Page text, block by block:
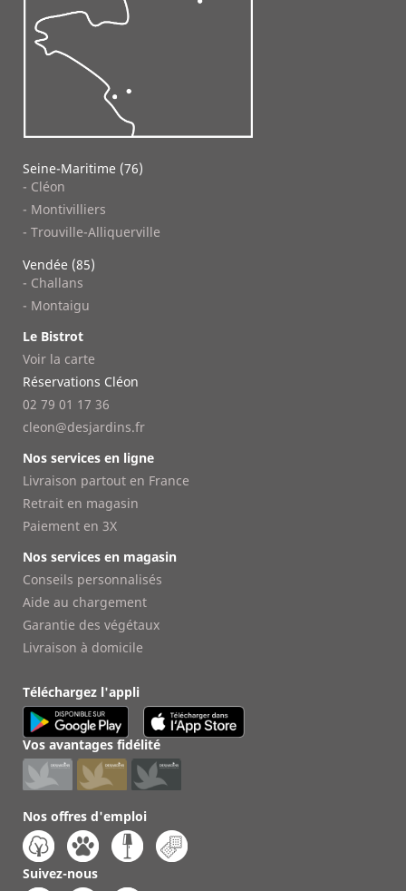
Seine-Maritime (76)
- Cléon
- Montivilliers
- Trouville-Alliquerville
Vendée (85)
- Challans
- Montaigu
Le Bistrot
Voir la carte
Réservations Cléon
02 79 01 17 36
cleon@desjardins.fr
Nos services en ligne
Livraison partout en France
Retrait en magasin
Paiement en 3X
Nos services en magasin
Conseils personnalisés
Aide au chargement
Garantie des végétaux
Livraison à domicile
Téléchargez l'appli
Vos avantages fidélité
Nos offres d'emploi
Suivez-nous